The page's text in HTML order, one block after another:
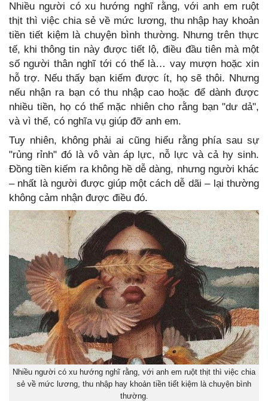
Nhiều người có xu hướng nghĩ rằng, với anh em ruột
thịt thì việc chia sẻ về mức lương, thu nhập hay khoản
tiền tiết kiệm là chuyện bình thường. Nhưng trên thực
tế, khi thông tin này được tiết lộ, điều đầu tiên mà một
số người thân nghĩ tới có thể là… vay mượn hoặc xin
hỗ trợ. Nếu thấy bạn kiếm được ít, họ sẽ thôi. Nhưng
nếu nhận ra bạn có thu nhập cao hoặc để dành được
nhiều tiền, họ có thể mặc nhiên cho rằng bạn "dư dả",
và vì thế, có nghĩa vụ giúp đỡ anh em.
Tuy nhiên, không phải ai cũng hiểu rằng phía sau sự
"rủng rỉnh" đó là vô vàn áp lực, nỗ lực và cả hy sinh.
Đồng tiền kiếm ra không hề dễ dàng, nhưng người khác
– nhất là người được giúp một cách dễ dãi – lại thường
không cảm nhận được điều đó.
Nhiều người có xu hướng nghĩ rằng, với anh em ruột thịt thì việc chia
sẻ về mức lương, thu nhập hay khoản tiền tiết kiệm là chuyện bình
thường.